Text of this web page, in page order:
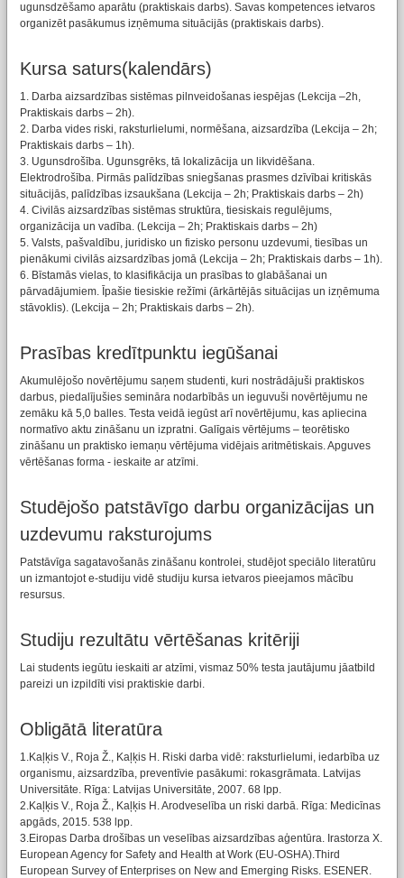
ugunsdzēšamo aparātu (praktiskais darbs). Savas kompetences ietvaros
organizēt pasākumus izņēmuma situācijās (praktiskais darbs).
Kursa saturs(kalendārs)
1. Darba aizsardzības sistēmas pilnveidošanas iespējas (Lekcija –2h,
Praktiskais darbs – 2h).
2. Darba vides riski, raksturlielumi, normēšana, aizsardzība (Lekcija – 2h;
Praktiskais darbs – 1h).
3. Ugunsdrošība. Ugunsgrēks, tā lokalizācija un likvidēšana.
Elektrodrošība. Pirmās palīdzības sniegšanas prasmes dzīvībai kritiskās
situācijās, palīdzības izsaukšana (Lekcija – 2h; Praktiskais darbs – 2h)
4. Civilās aizsardzības sistēmas struktūra, tiesiskais regulējums,
organizācija un vadība. (Lekcija – 2h; Praktiskais darbs – 2h)
5. Valsts, pašvaldību, juridisko un fizisko personu uzdevumi, tiesības un
pienākumi civilās aizsardzības jomā (Lekcija – 2h; Praktiskais darbs – 1h).
6. Bīstamās vielas, to klasifikācija un prasības to glabāšanai un
pārvadājumiem. Īpašie tiesiskie režīmi (ārkārtējās situācijas un izņēmuma
stāvoklis). (Lekcija – 2h; Praktiskais darbs – 2h).
Prasības kredītpunktu iegūšanai
Akumulējošo novērtējumu saņem studenti, kuri nostrādājuši praktiskos
darbus, piedalījušies semināra nodarbībās un ieguvuši novērtējumu ne
zemāku kā 5,0 balles. Testa veidā iegūst arī novērtējumu, kas apliecina
normatīvo aktu zināšanu un izpratni. Galīgais vērtējums – teorētisko
zināšanu un praktisko iemaņu vērtējuma vidējais aritmētiskais. Apguves
vērtēšanas forma - ieskaite ar atzīmi.
Studējošo patstāvīgo darbu organizācijas un
uzdevumu raksturojums
Patstāvīga sagatavošanās zināšanu kontrolei, studējot speciālo literatūru
un izmantojot e-studiju vidē studiju kursa ietvaros pieejamos mācību
resursus.
Studiju rezultātu vērtēšanas kritēriji
Lai students iegūtu ieskaiti ar atzīmi, vismaz 50% testa jautājumu jāatbild
pareizi un izpildīti visi praktiskie darbi.
Obligātā literatūra
1.Kaļķis V., Roja Ž., Kaļķis H. Riski darba vidē: raksturlielumi, iedarbība uz
organismu, aizsardzība, preventīvie pasākumi: rokasgrāmata. Latvijas
Universitāte. Rīga: Latvijas Universitāte, 2007. 68 lpp.
2.Kaļķis V., Roja Ž., Kaļķis H. Arodveselība un riski darbā. Rīga: Medicīnas
apgāds, 2015. 538 lpp.
3.Eiropas Darba drošības un veselības aizsardzības aģentūra. Irastorza X.
European Agency for Safety and Health at Work (EU-OSHA).Third
European Survey of Enterprises on New and Emerging Risks. ESENER.